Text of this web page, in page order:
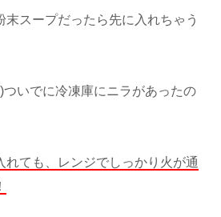
末スープだったら先に入れちゃう
ついでに冷凍庫にニラがあったの
れても、レンジでしっかり火が通